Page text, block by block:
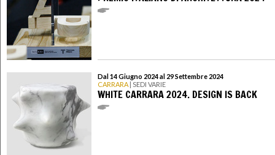
Dal 14 Giugno 2024 al 29 Settembre 2024
CARRARA | SEDI VARIE
WHITE CARRARA 2024. DESIGN IS BACK